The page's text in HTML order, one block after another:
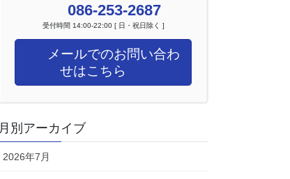
086-253-2687
受付時間 14:00-22:00 [ 日・祝日除く ]
メールでのお問い合わ
せはこちら
月別アーカイブ
2026年7月